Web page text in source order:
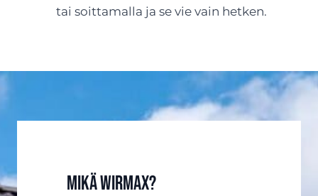
tai soittamalla ja se vie vain hetken.
Mikä Wirmax?